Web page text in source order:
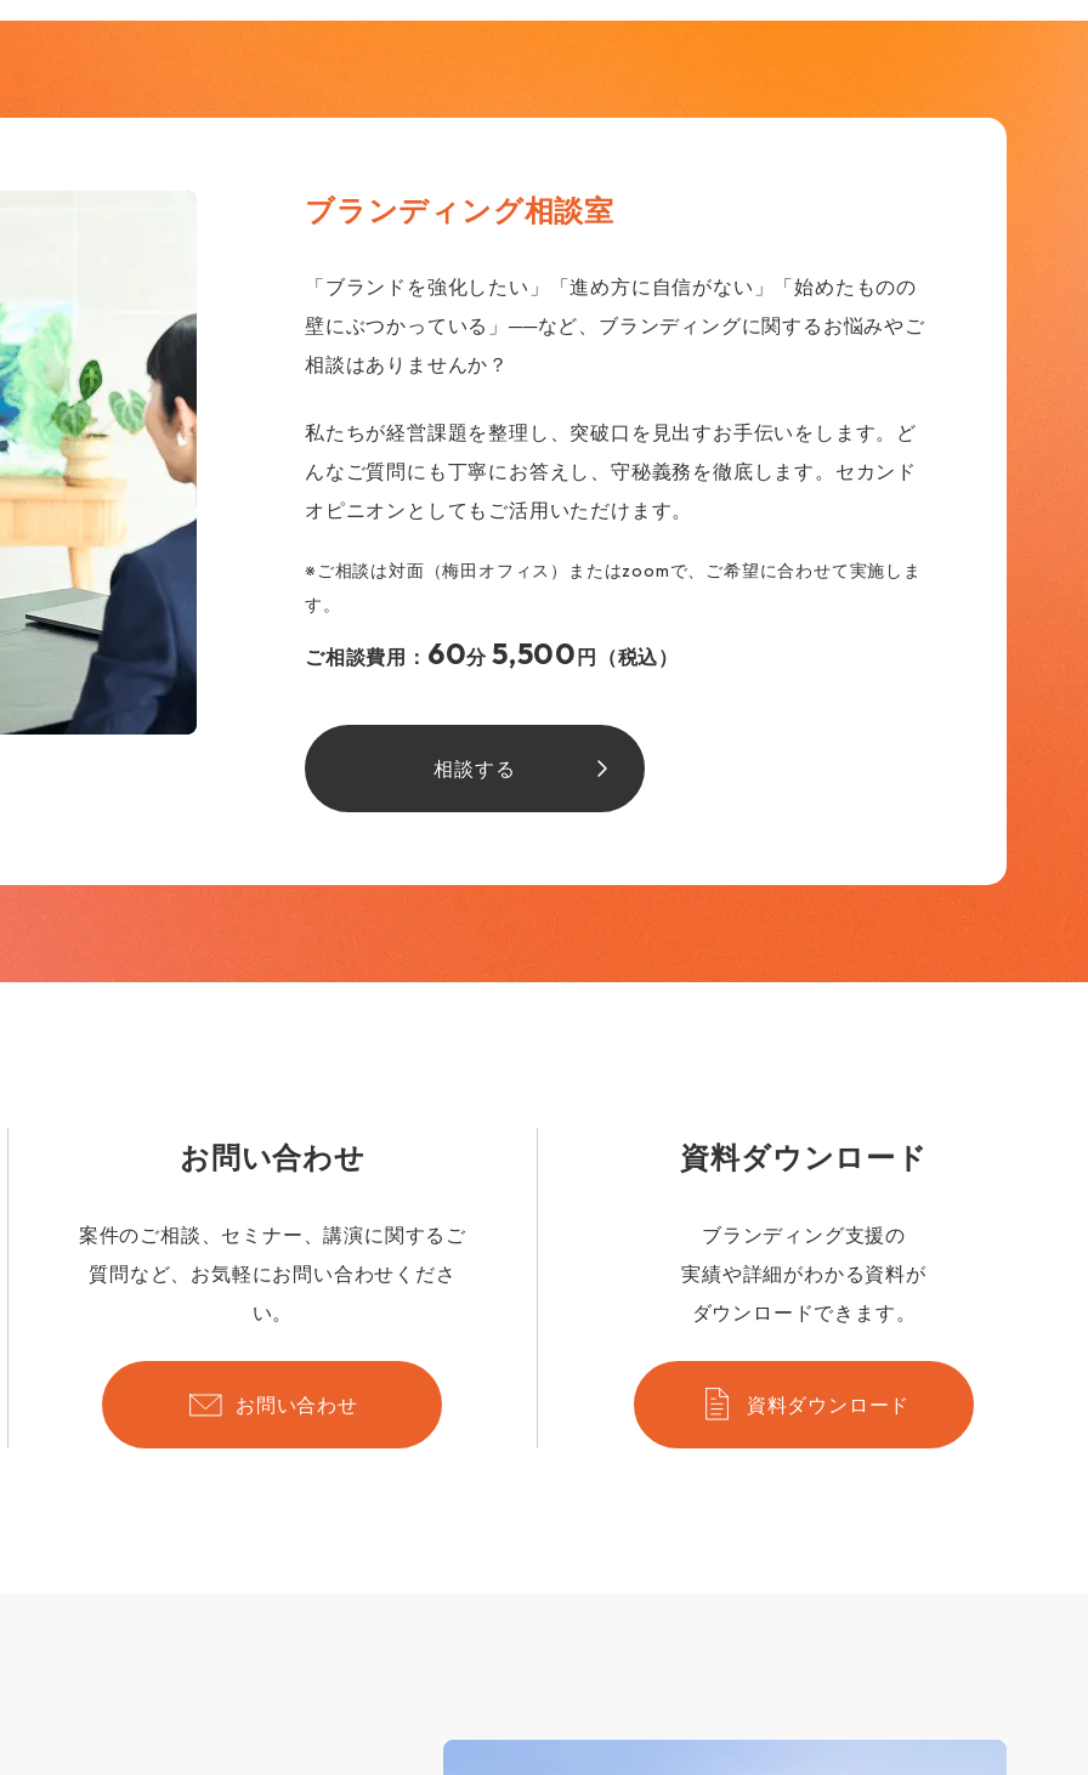
ブランディング相談室
「ブランドを強化したい」「進め方に自信がない」「始めたものの
壁にぶつかっている」──など、ブランディングに関するお悩みやご
相談はありませんか？
私たちが経営課題を整理し、突破口を見出すお手伝いをします。ど
んなご質問にも丁寧にお答えし、守秘義務を徹底します。セカンド
オピニオンとしてもご活用いただけます。
※ご相談は対面（梅田オフィス）またはzoomで、ご希望に合わせて実施しま
す。
ご相談費用： 60分5,500円（税込）
相談する
お問い合わせ
案件のご相談、セミナー、講演に関するご
質問など、お気軽にお問い合わせくださ
い。
お問い合わせ
資料ダウンロード
ブランディング支援の
実績や詳細がわかる資料が
ダウンロードできます。
資料ダウンロード